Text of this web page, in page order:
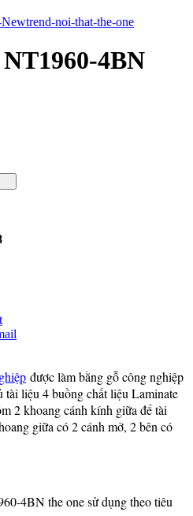
noi-that-the-one
4BN
được làm bằng gỗ công nghiệp
tài liệu 4 buồng chất liệu Laminate
2 khoang cánh kính giữa để tài
giữa có 2 cánh mở, 2 bên có
4BN the one sử dụng theo tiêu